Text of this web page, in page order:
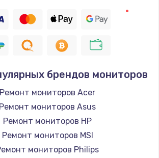
1400 руб.
Заказать
цепи питания, пайка
880 руб.
ремонт/прошивка
Заказать
брендов мониторов
Ремонт мониторов Acer
Ремонт мониторов Asus
Ремонт мониторов HP
Ремонт мониторов MSI
мониторов Philips